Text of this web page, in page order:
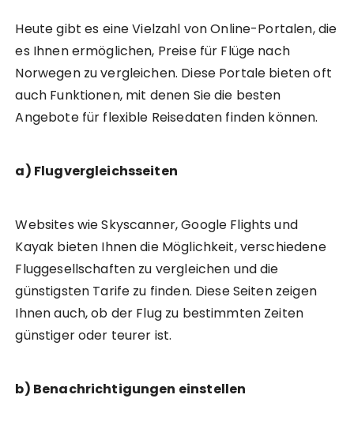
Heute gibt es eine Vielzahl von Online-Portalen, die
es Ihnen ermöglichen, Preise für Flüge nach
Norwegen zu vergleichen. Diese Portale bieten oft
auch Funktionen, mit denen Sie die besten
Angebote für flexible Reisedaten finden können.
a) Flugvergleichsseiten
Websites wie Skyscanner, Google Flights und
Kayak bieten Ihnen die Möglichkeit, verschiedene
Fluggesellschaften zu vergleichen und die
günstigsten Tarife zu finden. Diese Seiten zeigen
Ihnen auch, ob der Flug zu bestimmten Zeiten
günstiger oder teurer ist.
b) Benachrichtigungen einstellen